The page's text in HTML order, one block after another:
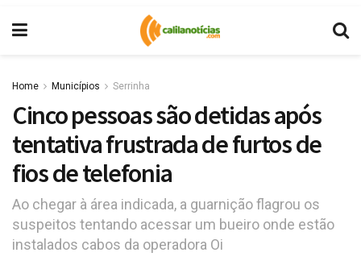
Home Municípios Serrinha
Cinco pessoas são detidas após
tentativa frustrada de furtos de
fios de telefonia
Ao chegar à área indicada, a guarnição flagrou os
suspeitos tentando acessar um bueiro onde estão
instalados cabos da operadora Oi